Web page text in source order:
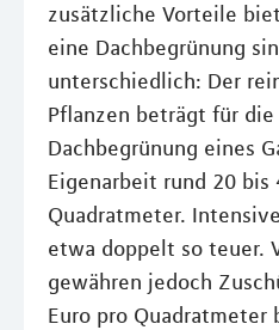
zusätzliche Vorteile
eine Dachbegrünung
unterschiedlich: Der
Pflanzen beträgt für
Dachbegrünung eines
Eigenarbeit rund 20 bis
Quadratmeter.
etwa doppelt so teuer.
gewähren jedoch
Euro pro Quadratmeter